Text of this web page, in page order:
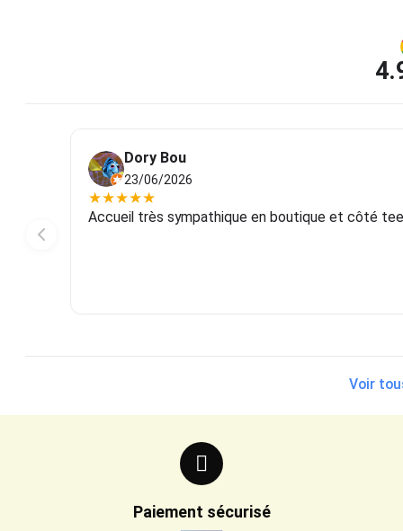
Dory Bou
23/06/2026
★★★★★
Accueil très sympathique en boutique et côté
Voir
Paiement sécurisé